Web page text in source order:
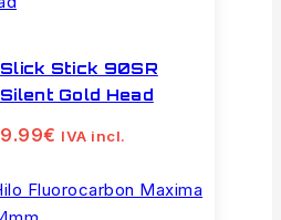
Slick Stick 90SR
Silent Gold Head
9.99€ IVA incl.